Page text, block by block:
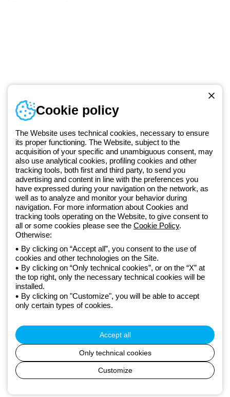
Od 2025 roku firma Beghelli jest częścią Grupy GEWISS, działając w
ramach ekosystemu GEWISS LightZone, w którym tworzymy
zintegrowane rozwiązania oświetleniowe, przekształcające
złożoność w prostotę oraz wspierające profesjonalistów i
użytkowników w realizacji ich potrzeb.Dowiedz się więcej o GEWISS
Numer telefonu
Od poniedziałku do piątku w godzinach 8:00 do 16:00
+48 32 422 55 79
Polityka prywatności
Polityka cookies
Ogólne warunki sprzedaży
Wszystkie dokumenty
Deklaracja dostępności
Realizacja strony
to the direction and coordination of Gewiss S.p.A. - P.IVA (IT)
00666341201 - Registered in the Register of Companies of
Bologna. Fully paid-up capital: 10,000,000 Euro
Cookie policy
The Website uses technical cookies, necessary to ensure
its proper functioning. The Website, subject to the
acquisition of your specific and unambiguous consent, may
also use analytical cookies, profiling cookies and other
tracking tools, both first and third party, to send you
advertising and content in line with the preferences you
have expressed during your navigation on the network, as
well as to analyze and monitor your behavior during
navigation. For more information about Cookies and
tracking tools operating on the Website, to give consent to
all or some cookies please see the Cookie Policy.
Otherwise:
By clicking on “Accept all”, you consent to the use of
cookies and other technologies on the Site.
By clicking on “Only technical cookies”, or on the “X” at
the top right, only the necessary technical cookies will be
installed.
By clicking on "Customize", you will be able to accept
only certain types of cookies.
Accept all
Only technical cookies
Customize